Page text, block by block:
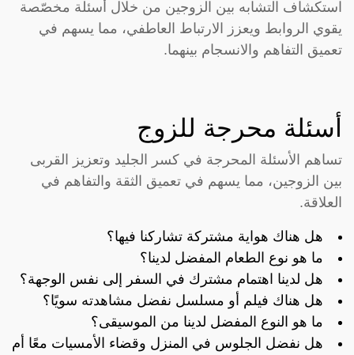
استكشاف التشابه بين الزوجين من خلال أسئلة مخصّصة
يقوي الروابط ويعزز الارتباط العاطفي، مما يسهم في
تعميق التفاهم والانسجام بينهما.
أسئلة محرجة للزوج
تساهم الأسئلة المحرجة في كسر الجليد وتعزيز القربى
بين الزوجين، مما يسهم في تعميق الثقة والتفاهم في
العلاقة.
هل هناك هواية مشتركة تشاركنا فيها؟
ما هو نوع الطعام المفضل لدينا؟
هل لدينا اهتمام مشترك في السفر إلى نفس الوجهة؟
هل هناك فيلم أو مسلسل نفضل مشاهدته سويًا؟
ما هو النوع المفضل لدينا من الموسيقى؟
هل نفضل الجلوس في المنزل وقضاء الأمسيات معًا أم